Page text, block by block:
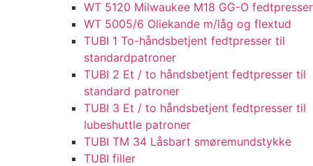
WT 5120 Milwaukee M18 GG-O fedtpresser
WT 5005/6 Oliekande m/låg og flextud​
TUBI 1 To-håndsbetjent fedtpresser til
standardpatroner
TUBI 2 Et / to håndsbetjent fedtpresser til
standard patroner
TUBI 3 Et / to håndsbetjent fedtpresser til
lubeshuttle patroner
TUBI TM 34 Låsbart smøremundstykke
TUBI filler